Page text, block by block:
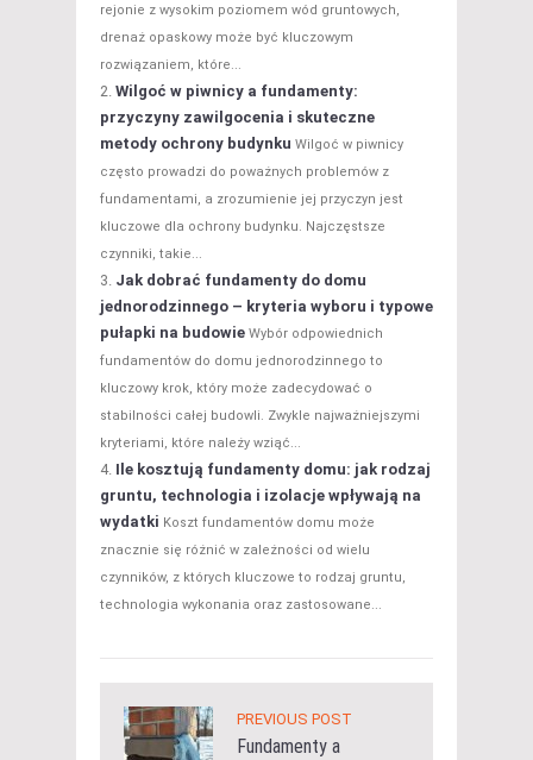
rejonie z wysokim poziomem wód gruntowych,
drenaż opaskowy może być kluczowym
rozwiązaniem, które...
Wilgoć w piwnicy a fundamenty:
przyczyny zawilgocenia i skuteczne
metody ochrony budynku Wilgoć w piwnicy
często prowadzi do poważnych problemów z
fundamentami, a zrozumienie jej przyczyn jest
kluczowe dla ochrony budynku. Najczęstsze
czynniki, takie...
Jak dobrać fundamenty do domu
jednorodzinnego – kryteria wyboru i typowe
pułapki na budowie Wybór odpowiednich
fundamentów do domu jednorodzinnego to
kluczowy krok, który może zadecydować o
stabilności całej budowli. Zwykle najważniejszymi
kryteriami, które należy wziąć...
Ile kosztują fundamenty domu: jak rodzaj
gruntu, technologia i izolacje wpływają na
wydatki Koszt fundamentów domu może
znacznie się różnić w zależności od wielu
czynników, z których kluczowe to rodzaj gruntu,
technologia wykonania oraz zastosowane...
PREVIOUS POST
Fundamenty a